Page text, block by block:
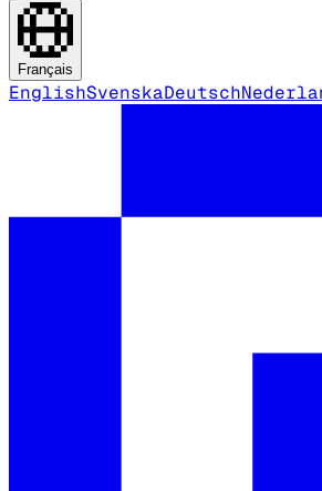
Français
EnglishSvenskaDeutsch